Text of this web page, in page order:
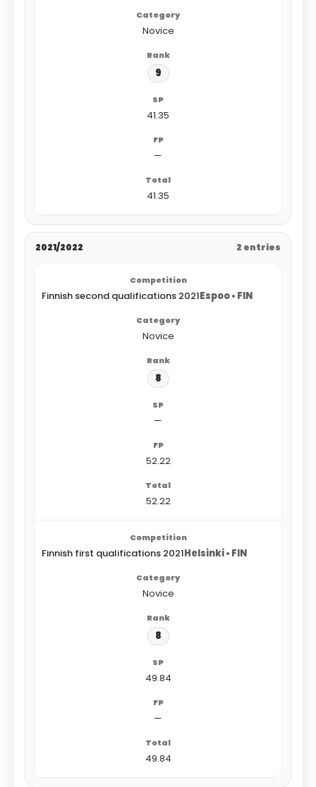
Novice
9
41.35
—
41.35
2021/2022 2 entries
Finnish second qualifications 2021Espoo • FIN
Novice
8
—
52.22
52.22
Finnish first qualifications 2021Helsinki • FIN
Novice
8
49.84
—
49.84